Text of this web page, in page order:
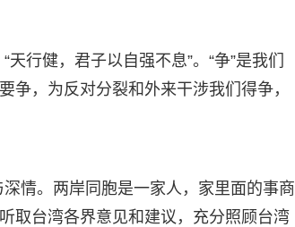
行健，君子以自强不息”。“争”是我们
争，为反对分裂和外来干涉我们得争，
情。两岸同胞是一家人，家里面的事商
取台湾各界意见和建议，充分照顾台湾